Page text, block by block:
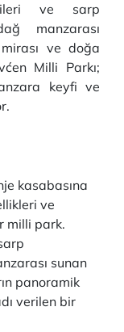
ve sarp
manzarası
ve doğa
Milli Parkı;
keyfi ve
kasabasına
ve
milli park.
sunan
panoramik
verilen bir